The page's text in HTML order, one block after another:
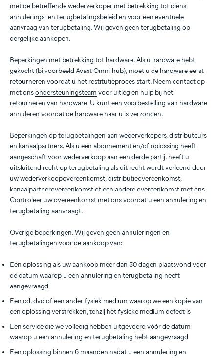
met de betreffende wederverkoper met betrekking tot diens
annulerings- en terugbetalingsbeleid en voor een eventuele
aanvraag van terugbetaling. Wij geven geen terugbetaling op
dergelijke aankopen.
Beperkingen met betrekking tot hardware. Als u hardware hebt
gekocht (bijvoorbeeld Avast Omni-hub), moet u de hardware eerst
retourneren voordat u het restitutieproces start. Neem contact op
met onsondersteuningsteam voor uitleg en hulp bij het
retourneren van hardware. U kunt een voorbestelling van hardware
annuleren voordat de hardware naar u is verzonden.
Beperkingen op terugbetalingen aan wederverkopers, distributeurs
en kanaalpartners. Als u een abonnement en/of oplossing heeft
aangeschaft voor wederverkoop aan een derde partij, heeft u
uitsluitend recht op terugbetaling als dit recht wordt verleend door
uw wederverkoopovereenkomst, distributieovereenkomst,
kanaalpartnerovereenkomst of een andere overeenkomst met ons.
Controleer uw overeenkomst met ons voordat u een annulering en
terugbetaling aanvraagt.
Overige beperkingen. Wij geven geen annuleringen en
terugbetalingen voor de aankoop van:
Een oplossing als uw aankoop meer dan 30 dagen plaatsvond voor
de datum waarop u een annulering en terugbetaling heeft
aangevraagd
Een cd, dvd of een ander fysiek medium waarop we een kopie van
een oplossing verstrekken, tenzij het fysieke medium defect is
Een service die we volledig hebben uitgevoerd vóór de datum
waarop u een annulering en terugbetaling hebt aangevraagd
Een oplossing binnen 6 maanden nadat u een annulering en